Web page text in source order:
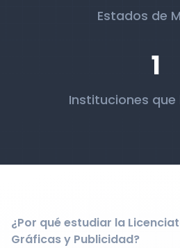
Estados de
1
Instituciones
¿Por qué estudiar la
Gráficas y Publicidad?